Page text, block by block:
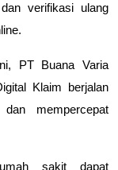
verifikasi ulang
PT Buana Varia
Klaim berjalan
mempercepat
sakit dapat